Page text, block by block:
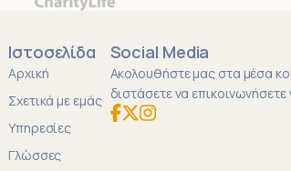
Ιστοσελίδα
Αρχική
Σχετικά με εμάς
Υπηρεσίες
Γλώσσες
Social Media
Ακολουθήστε μας στα μέσα
διστάσετε να